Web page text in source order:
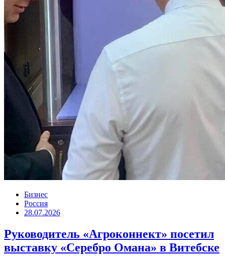
Бизнес
Россия
28.07.2026
Руководитель «Агроконнект» посетил
выставку «Серебро Омана» в Витебске